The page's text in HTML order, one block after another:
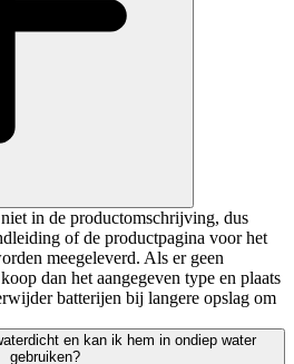
in de productomschrijving, dus
of de productpagina voor het
meegeleverd. Als er geen
dan het aangegeven type en plaats
batterijen bij langere opslag om
en kan ik hem in ondiep water
gebruiken?